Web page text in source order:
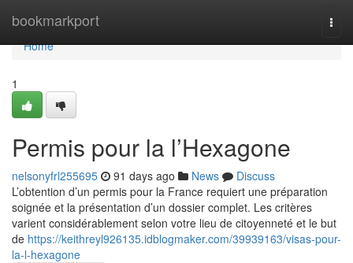
bookmarkport
Home
Home
1
Permis pour la l’Hexagone
nelsonyfrl255695 91 days ago News
Discuss
L’obtention d’un permis pour la France requiert une préparation
soignée et la présentation d’un dossier complet. Les critères
varient considérablement selon votre lieu de citoyenneté et le but
de https://keithreyl926135.idblogmaker.com/39939163/visas-pour-
la-l-hexagone